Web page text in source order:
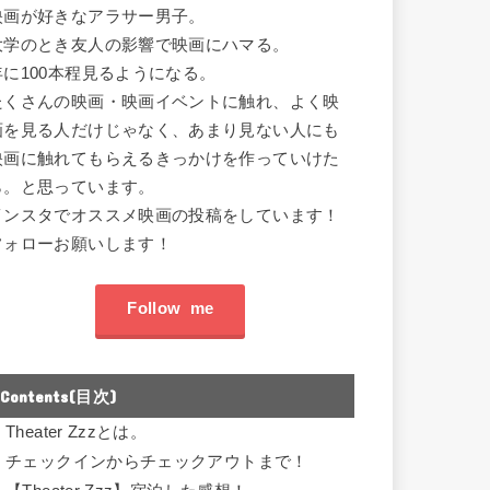
画が好きなアラサー男子。
学のとき友人の影響で映画にハマる。
に100本程見るようになる。
くさんの映画・映画イベントに触れ、よく映
を見る人だけじゃなく、あまり見ない人にも
画に触れてもらえるきっかけを作っていけた
と思っています。
ンスタでオススメ映画の投稿をしています！
ォローお願いします！
Follow me
Contents(目次)
Theater Zzzとは。
チェックインからチェックアウトまで！